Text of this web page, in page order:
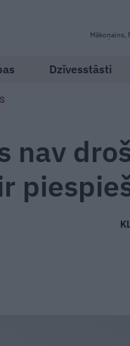
Mākoņains,
Dzīvesstāsti
nav